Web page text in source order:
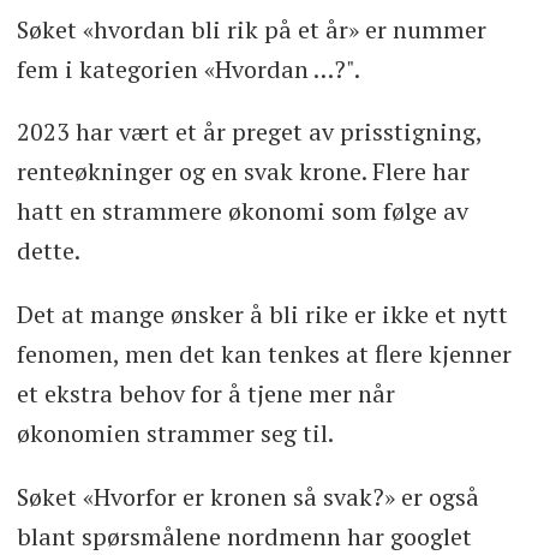
Søket «hvordan bli rik på et år» er nummer
fem i kategorien «Hvordan …?".
2023 har vært et år preget av prisstigning,
renteøkninger og en svak krone. Flere har
hatt en strammere økonomi som følge av
dette.
Det at mange ønsker å bli rike er ikke et nytt
fenomen, men det kan tenkes at flere kjenner
et ekstra behov for å tjene mer når
økonomien strammer seg til.
Søket «Hvorfor er kronen så svak?» er også
blant spørsmålene nordmenn har googlet